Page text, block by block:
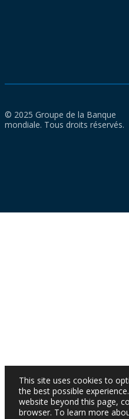
© 2025 Groupe de la Banque
mondiale. Tous droits réservés.
This site uses cookies to
the best possible
website beyond this page,
browser. To learn more